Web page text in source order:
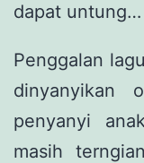
dapat untung…
Penggalan
dinyanyikan
penyanyi
masih